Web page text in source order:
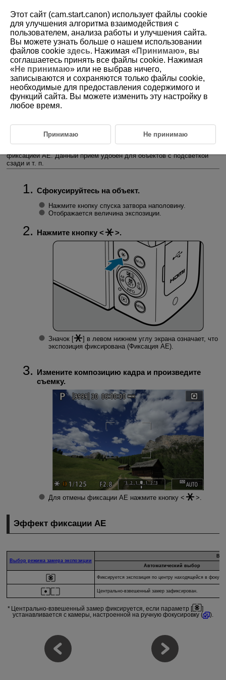
D292-055
Фиксация экспозиции (Фиксация
AE)
Эффект фиксации AE
раздельно устанавливать фокусировку и экспозицию или если
требуется снять несколько кадров с одинаковой установкой
экспозиции. Для фиксации AE нажмите кнопку
фиксацией AE. Данный прием удобен для объектов с подсветкой
сзади и т. п.
Сфокусируйтесь на объект.
Нажмите кнопку спуска затвора наполовину.
Отображается величина экспозиции.
Нажмите кнопку .
Значок [
] в левом нижнем углу экрана означает, что
экспозиция фиксирована (Фиксация AE).
Измените композицию кадра и произведите
съемку.
Для отмены фиксации AE нажмите кнопку .
Эффект фиксации AE
Выбор режима замера экспозиции
Автоматический выбор
Фиксируется экспозиция по центру находящейся в фокусе
Центрально-взвешенный замер зафиксирован.
Центрально-взвешенный замер фиксируется, если параметр [
]
устанавливается с камеры, настроенной на ручную фокусировку (
).
Этот сайт (cam.start.canon) использует файлы cookie
для улучшения алгоритма взаимодействия с
пользователем, анализа работы и улучшения сайта.
Вы можете узнать больше о нашем использовании
файлов cookie здесь. Нажимая «Принимаю», вы
соглашаетесь принять все файлы cookie. Нажимая
«Не принимаю» или не выбрав ничего,
записываются и сохраняются только файлы cookie,
необходимые для предоставления содержимого и
функций сайта. Вы можете изменить эту настройку в
любое время.
Принимаю Не принимаю